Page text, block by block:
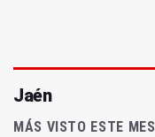
Jaén
MÁS VISTO ESTE MES